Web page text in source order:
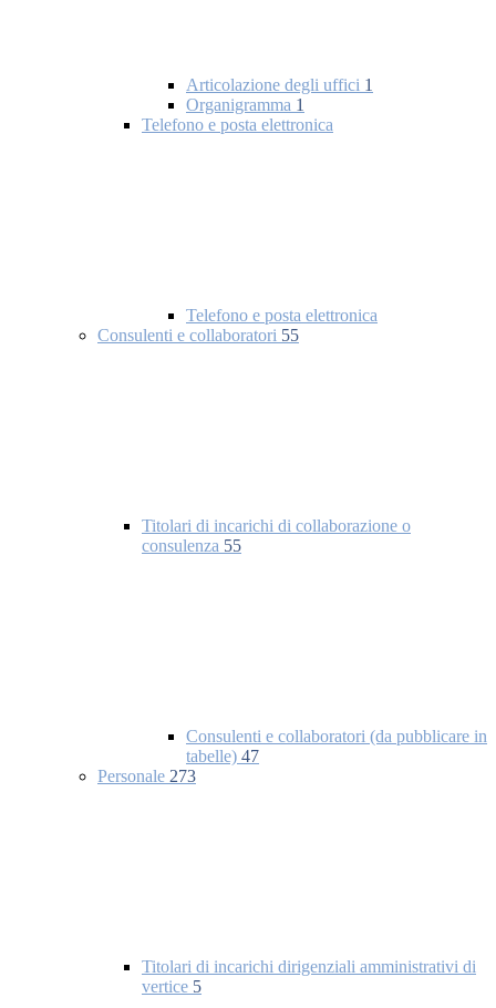
Articolazione degli uffici 1
Organigramma 1
Telefono e posta elettronica
Telefono e posta elettronica
Consulenti e collaboratori 55
Titolari di incarichi di collaborazione o
consulenza 55
Consulenti e collaboratori (da pubblicare in
tabelle) 47
Personale 273
Titolari di incarichi dirigenziali amministrativi di
vertice 5